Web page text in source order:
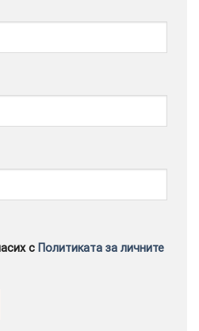
с Политиката за личните